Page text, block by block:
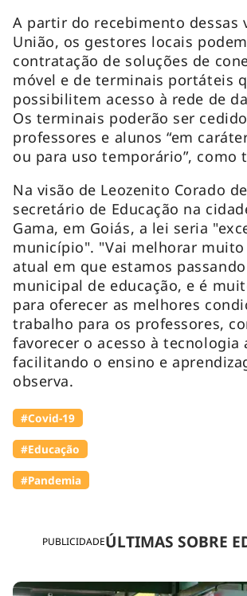
PUBLICIDADEÚLTIMAS SOBRE
A partir do recebimento dessas
União, os gestores locais
contratação de soluções de
móvel e de terminais portáteis
possibilitem acesso à rede de
Os terminais poderão ser
professores e alunos “em
ou para uso temporário”, como
Na visão de Leozenito Corado
secretário de Educação na
Gama, em Goiás, a lei seria
município". "Vai melhorar muito
atual em que estamos
municipal de educação, e é
para oferecer as melhores
trabalho para os professores,
favorecer o acesso à tecnologia
facilitando o ensino e
observa.
#Covid-19
#Educação
#Pandemia